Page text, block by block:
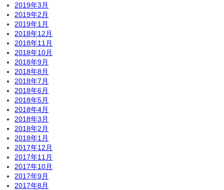
2019年3月
2019年2月
2019年1月
2018年12月
2018年11月
2018年10月
2018年9月
2018年8月
2018年7月
2018年6月
2018年5月
2018年4月
2018年3月
2018年2月
2018年1月
2017年12月
2017年11月
2017年10月
2017年9月
2017年8月